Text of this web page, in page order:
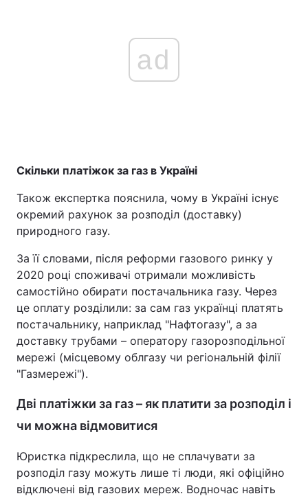
ad
Скільки платіжок за газ в Україні
Також експертка пояснила, чому в Україні існує
окремий рахунок за розподіл (доставку)
природного газу.
За її словами, після реформи газового ринку у
2020 році споживачі отримали можливість
самостійно обирати постачальника газу. Через
це оплату розділили: за сам газ українці платять
постачальнику, наприклад "Нафтогазу", а за
доставку трубами – оператору газорозподільної
мережі (місцевому облгазу чи регіональній філії
"Газмережі").
Дві платіжки за газ – як платити за розподіл і
чи можна відмовитися
Юристка підкреслила, що не сплачувати за
розподіл газу можуть лише ті люди, які офіційно
відключені від газових мереж. Водночас навіть